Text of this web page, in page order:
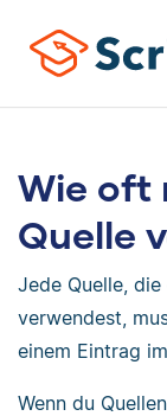
Wie oft
Quelle
Jede Quelle,
verwendest,
einem Eintrag
Wenn du